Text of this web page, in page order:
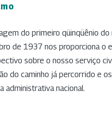
do primeiro qüinqüênio
de 1937 nos proporciona o
sobre o nosso serviço
do caminho já percorrido e
administrativa nacional.